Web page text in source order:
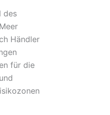
des
Händler
für die